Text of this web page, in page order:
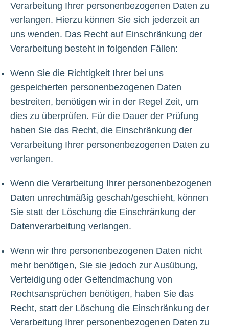
Verarbeitung Ihrer personenbezogenen Daten zu
verlangen. Hierzu können Sie sich jederzeit an
uns wenden. Das Recht auf Einschränkung der
Verarbeitung besteht in folgenden Fällen:
Wenn Sie die Richtigkeit Ihrer bei uns
gespeicherten personenbezogenen Daten
bestreiten, benötigen wir in der Regel Zeit, um
dies zu überprüfen. Für die Dauer der Prüfung
haben Sie das Recht, die Einschränkung der
Verarbeitung Ihrer personenbezogenen Daten zu
verlangen.
Wenn die Verarbeitung Ihrer personenbezogenen
Daten unrechtmäßig geschah/geschieht, können
Sie statt der Löschung die Einschränkung der
Datenverarbeitung verlangen.
Wenn wir Ihre personenbezogenen Daten nicht
mehr benötigen, Sie sie jedoch zur Ausübung,
Verteidigung oder Geltendmachung von
Rechtsansprüchen benötigen, haben Sie das
Recht, statt der Löschung die Einschränkung der
Verarbeitung Ihrer personenbezogenen Daten zu